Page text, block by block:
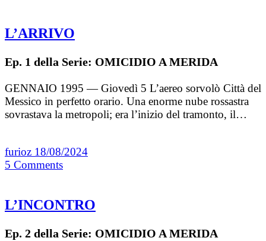
L’ARRIVO
Ep. 1 della Serie: OMICIDIO A MERIDA
GENNAIO 1995 — Giovedì 5 L’aereo sorvolò Città del
Messico in perfetto orario. Una enorme nube rossastra
sovrastava la metropoli; era l’inizio del tramonto, il…
furioz 18/08/2024
5 Comments
L’INCONTRO
Ep. 2 della Serie: OMICIDIO A MERIDA